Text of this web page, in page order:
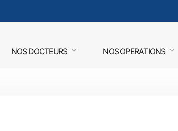
NOS DOCTEURS NOS OPERATIONS